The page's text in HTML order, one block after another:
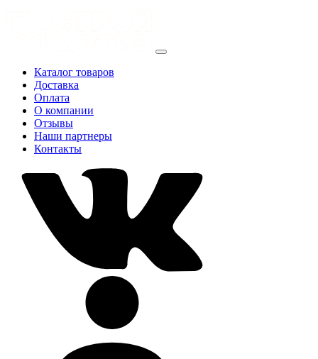
Каталог товаров
Доставка
Оплата
О компании
Отзывы
Наши партнеры
Контакты